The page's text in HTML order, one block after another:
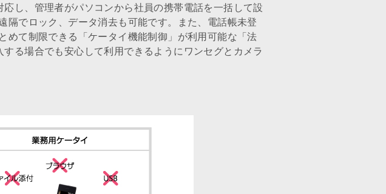
し、管理者がパソコンから社員の携帯電話を一括して設
でロック、データ消去も可能です。また、電話帳未登
て制限できる「ケータイ機能制御」が利用可能な「法
る場合でも安心して利用できるようにワンセグとカメラ